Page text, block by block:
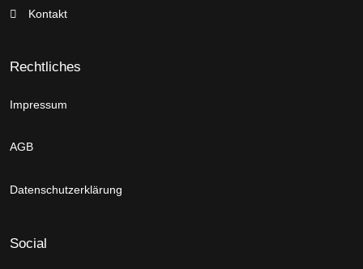
Kontakt
Rechtliches
Impressum
AGB
Datenschutzerklärung
Social